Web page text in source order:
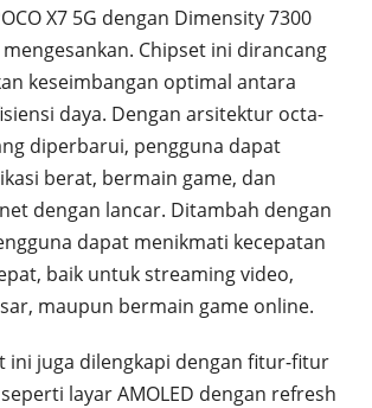
X7 5G dengan Dimensity 7300
Chipset ini dirancang
keseimbangan optimal antara
daya. Dengan arsitektur octa-
diperbarui, pengguna dapat
berat, bermain game, dan
dengan lancar. Ditambah dengan
dapat menikmati kecepatan
baik untuk streaming video,
maupun bermain game online.
ini juga dilengkapi dengan fitur-fitur
layar AMOLED dengan refresh